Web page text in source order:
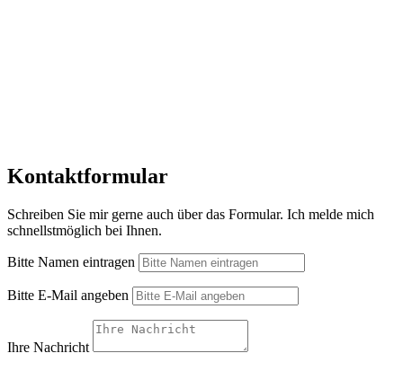
Kontaktformular
Schreiben Sie mir gerne auch über das Formular. Ich melde mich
schnellstmöglich bei Ihnen.
Bitte Namen eintragen
Bitte E-Mail angeben
Ihre Nachricht